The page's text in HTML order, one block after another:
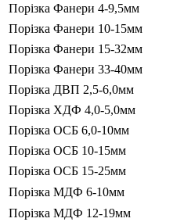
Порізка Фанери 4-9,5мм
Порізка Фанери 10-15мм
Порізка Фанери 15-32мм
Порізка Фанери 33-40мм
Порізка ДВП 2,5-6,0мм
Порізка ХДФ 4,0-5,0мм
Порізка ОСБ 6,0-10мм
Порізка ОСБ 10-15мм
Порізка ОСБ 15-25мм
Порізка МДФ 6-10мм
Порізка МДФ 12-19мм